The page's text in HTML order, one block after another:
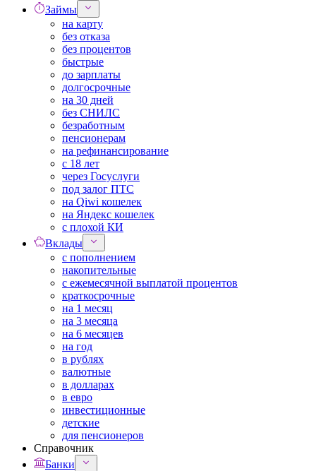
Займы
на карту
без отказа
без процентов
быстрые
до зарплаты
долгосрочные
на 30 дней
без СНИЛС
безработным
пенсионерам
на рефинансирование
с 18 лет
через Госуслуги
под залог ПТС
на Qiwi кошелек
на Яндекс кошелек
с плохой КИ
Вклады
с пополнением
накопительные
с ежемесячной выплатой процентов
краткосрочные
на 1 месяц
на 3 месяца
на 6 месяцев
на год
в рублях
валютные
в долларах
в евро
инвестиционные
детские
для пенсионеров
Справочник
Банки